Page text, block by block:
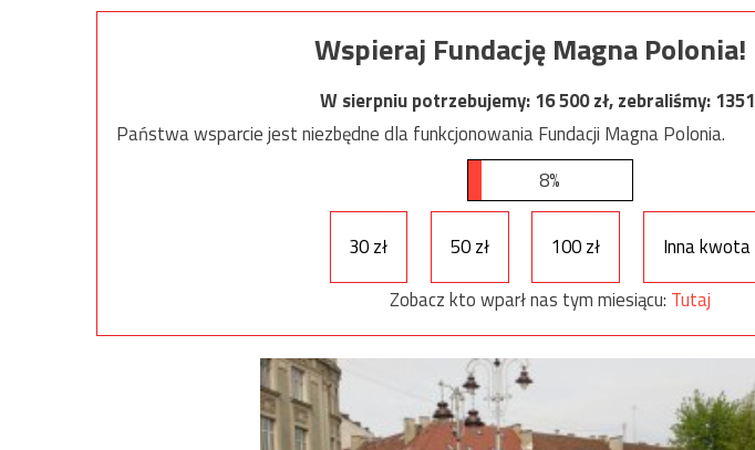
Wspieraj Fundację Magna Polonia!
W sierpniu potrzebujemy:16 500zł, zebraliśmy:1351
Państwa wsparcie jest niezbędne dla funkcjonowania Fundacji Magna Polonia.
8%
30 zł 50 zł 100 zł
Inna kwota
Zobacz kto wparł nas tym miesiącu: Tutaj